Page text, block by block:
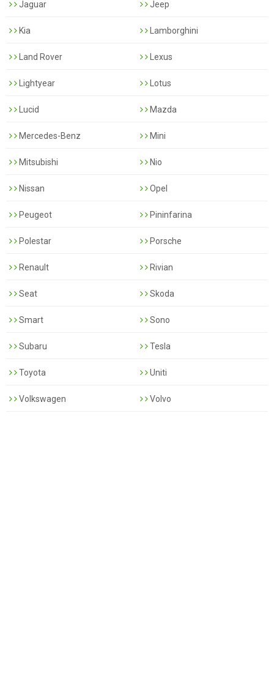
Jaguar Jeep
Kia Lamborghini
Land Rover Lexus
Lightyear Lotus
Lucid Mazda
Mercedes-Benz Mini
Mitsubishi Nio
Nissan Opel
Peugeot Pininfarina
Polestar Porsche
Renault Rivian
Seat Skoda
Smart Sono
Subaru Tesla
Toyota Uniti
Volkswagen Volvo